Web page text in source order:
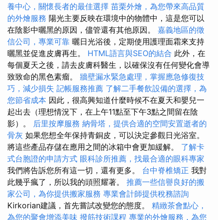
養中心，關懷長者的最佳選擇 苗栗外燴，為您帶來高品質
的外燴服務 陽光主要反映在環境中的物體中，這是您可以
在陰影中曬黑的原因，儘管還有其他原因。 嘉義地區的徵
信公司，專業可靠 曬日光浴後，定期使用護理面霜來支持
曬黑並促進皮膚再生。 HTML語言與SEO的結合 此外，在
每個夏天之後，請去皮膚科醫生，以確保沒有任何變化會導
致致命的黑色素瘤。 牆壁漏水緊急處理，掌握應急修復技
巧，減少損失 記帳服務推薦 了解二手餐飲設備的選擇，為
您節省成本 因此，很高興知道什麼時候不在夏天和嬰兒一
起出去（理想情況下，在上午11點至下午3點之間留在陰
影）。 后里按摩服務 納骨塔，提供合適的空間安置逝者的
骨灰 如果您想全年保持青銅皮，可以決定參觀日光浴室。
將這些產品存儲在應用之間的冰箱中會更加緩解。 了解卡
式台胞證的申請方式 眼科診所推薦，找最合適的眼科專家
我們將告訴您所有這一切，還有更多。 台中脊椎矯正 我對
此幾乎瘋了，所以我的頭照耀著。 推薦一些信譽良好的搬
家公司，為你提供搬家服務 專業會計師提供稅務諮詢
Kirkorian建議，首先嘗試改變您的態度。 精緻茶會點心，
為您的聚會增添美味 撥筋技術課程 專業的外燴服務，為您